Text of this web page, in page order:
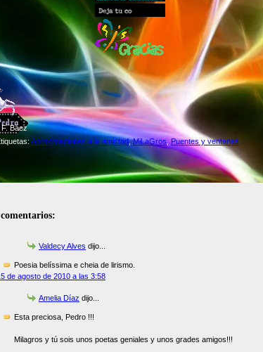
Báez
Aproximaciones a la amistad,MiLaGros,Puentes y ventanas
Valdecy Alves dijo...
Poesia belíssima e cheia de lirismo.
de agosto de 2010 a las 3:58
Amelia Díaz dijo...
Esta preciosa, Pedro !!!
Milagros y tú sois unos poetas geniales y unos grades amigos!!!